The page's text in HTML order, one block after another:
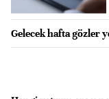
Gelecek hafta gözler